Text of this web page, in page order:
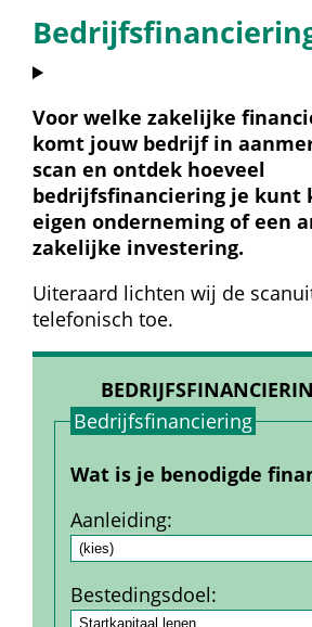
Voor welke zakelijke
komt jouw bedrijf in
scan en ontdek hoeveel
bedrijfsfinanciering je kunt
eigen onderneming of een
zakelijke investering.
Uiteraard lichten wij de
telefonisch toe.
Bedrijfs­financiering
Wat is je benodigde
Aanleiding:
Bestedings­doel: